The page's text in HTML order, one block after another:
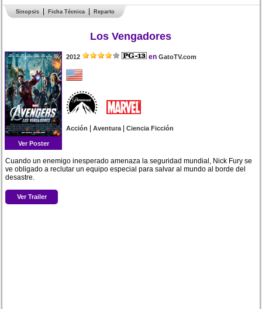
Sinopsis Ficha Técnica Reparto
Los Vengadores
Ver Poster
2012 en GatoTV.com
Acción |Aventura|Ciencia Ficción
Cuando un enemigo inesperado amenaza la seguridad mundial, Nick Fury se
ve obligado a reclutar un equipo especial para salvar al mundo al borde del
desastre.
Ver Trailer